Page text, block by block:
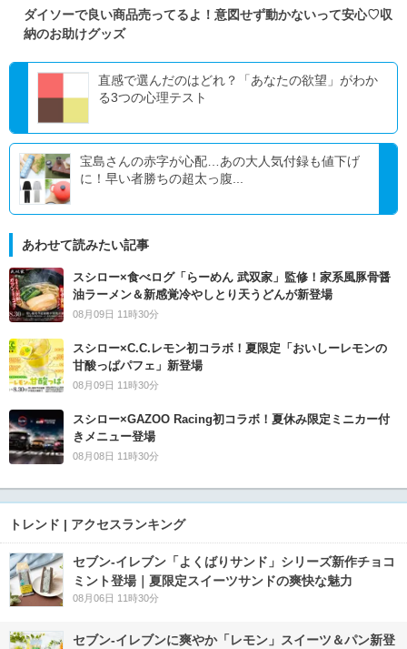
ダイソーで良い商品売ってるよ！意図せず動かないって安心♡収
納のお助けグッズ
直感で選んだのはどれ？「あなたの欲望」がわか
る3つの心理テスト
宝島さんの赤字が心配…あの大人気付録も値下げ
に！早い者勝ちの超太っ腹...
あわせて読みたい記事
スシロー×食べログ「らーめん 武双家」監修！家系風豚骨醤
油ラーメン＆新感覚冷やしとり天うどんが新登場
08月09日 11時30分
スシロー×C.C.レモン初コラボ！夏限定「おいしーレモンの
甘酸っぱパフェ」新登場
08月09日 11時30分
スシロー×GAZOO Racing初コラボ！夏休み限定ミニカー付
きメニュー登場
08月08日 11時30分
トレンド | アクセスランキング
セブン‐イレブン「よくばりサンド」シリーズ新作チョコ
ミント登場｜夏限定スイーツサンドの爽快な魅力
08月06日 11時30分
セブン‐イレブンに爽やか「レモン」スイーツ＆パン新登